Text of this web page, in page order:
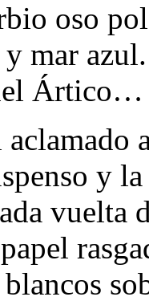
oso
mar
Ártico…
y
vuelta